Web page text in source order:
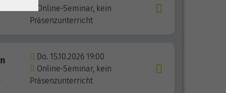
Online-Seminar, kein
Präsenzunterricht
Do. 15.10.2026 19:00
Online-Seminar, kein
Präsenzunterricht